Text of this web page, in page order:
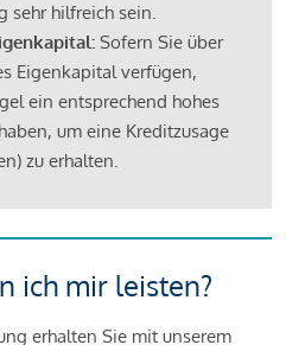
sehr hilfreich sein.
Sofern Sie über
Eigenkapital verfügen,
ein entsprechend hohes
um eine Kreditzusage
zu erhalten.
ich mir leisten?
erhalten Sie mit unserem